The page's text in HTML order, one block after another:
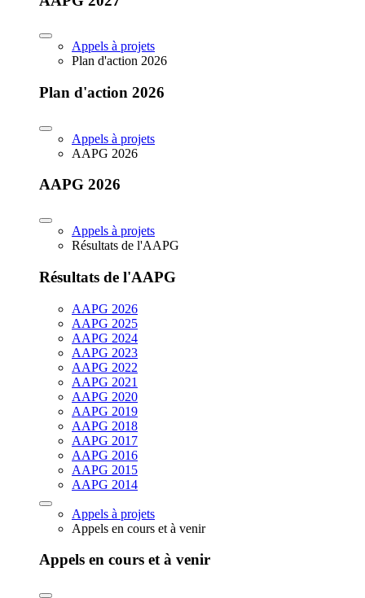
Appels à projets
Plan d'action 2026
Plan d'action 2026
Appels à projets
AAPG 2026
AAPG 2026
Appels à projets
Résultats de l'AAPG
Résultats de l'AAPG
AAPG 2026
AAPG 2025
AAPG 2024
AAPG 2023
AAPG 2022
AAPG 2021
AAPG 2020
AAPG 2019
AAPG 2018
AAPG 2017
AAPG 2016
AAPG 2015
AAPG 2014
Appels à projets
Appels en cours et à venir
Appels en cours et à venir